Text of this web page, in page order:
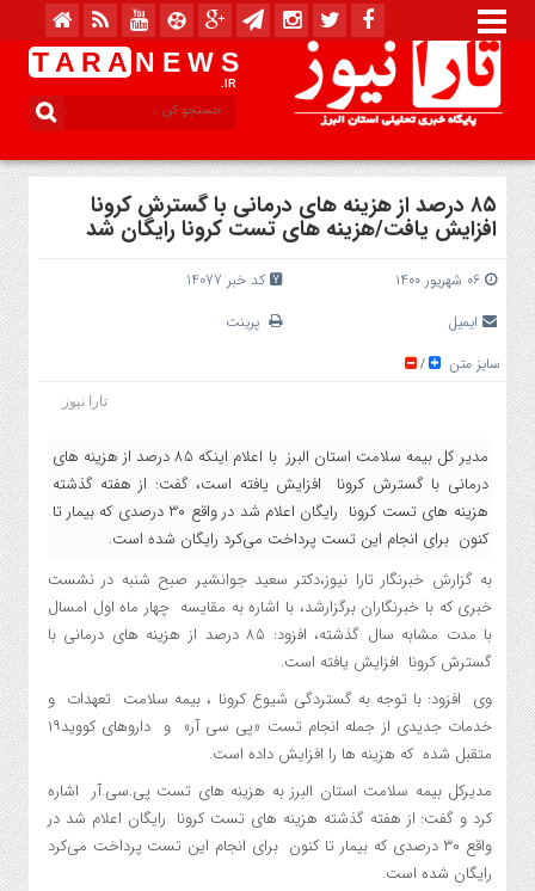
T A R A N E W S
.IR
۸۵ درصد از هزینه های درمانی با گسترش کرونا
افزایش یافت/هزینه های تست کرونا رایگان شد
۰۶ شهریور ۱۴۰۰
کد خبر 14077
ایمیل
پرینت
سایز متن
/
تارا نیوز
مدیر کل بیمه سلامت استان البرز با اعلام اینکه 85 درصد از هزینه های
درمانی با گسترش کرونا افزایش یافته است، گفت: از هفته گذشته
هزینه های تست کرونا رایگان اعلام شد در واقع ۳۰ درصدی که بیمار تا
کنون برای انجام این تست پرداخت می‌کرد رایگان شده است.
به گزارش خبرنگار تارا نیوز،دکتر سعید جوانشیر صبح شنبه در نشست
خبری که با خبرنگاران برگزارشد، با اشاره به مقایسه چهار ماه اول امسال
با مدت مشابه سال گذشته، افزود: ۸۵ درصد از هزینه های درمانی با
گسترش کرونا افزایش یافته است.
وی افزود: با توجه به گستردگی شیوع کرونا ، بیمه سلامت تعهدات و
خدمات جدیدی از جمله انجام تست «پی سی آر» و ‌داروهای کووید۱۹
متقبل شده که هزینه ها را افزایش داده است.
مدیرکل بیمه سلامت استان البرز به هزینه های تست پی.سی.آر اشاره
کرد و گفت: از هفته گذشته هزینه های تست کرونا رایگان اعلام شد در
واقع ۳۰ درصدی که بیمار تا کنون برای انجام این تست پرداخت می‌کرد
رایگان شده است.